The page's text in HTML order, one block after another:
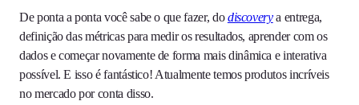
De ponta a ponta você sabe o que fazer, dodiscoverya entrega,
definição das métricas para medir os resultados, aprender com os
dados e começar novamente de forma mais dinâmica e interativa
possível. E isso é fantástico! Atualmente temos produtos incríveis
no mercado por conta disso.